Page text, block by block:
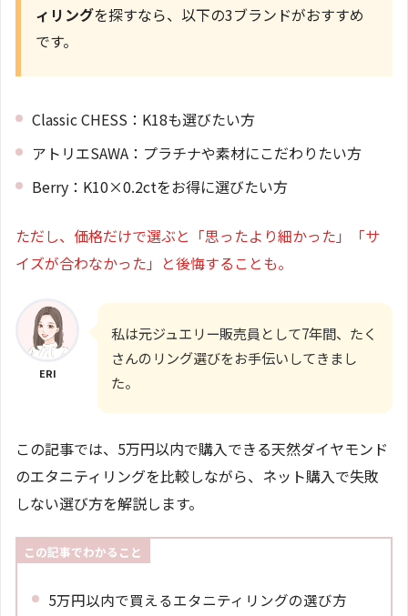
ィリングを探すなら、以下の3ブランドがおすすめ
です。
Classic CHESS：K18も選びたい方
アトリエSAWA：プラチナや素材にこだわりたい方
Berry：K10×0.2ctをお得に選びたい方
ただし、価格だけで選ぶと「思ったより細かった」「サ
イズが合わなかった」と後悔することも。
ERI
私は元ジュエリー販売員として7年間、たく
さんのリング選びをお手伝いしてきまし
た。
この記事では、5万円以内で購入できる天然ダイヤモンド
のエタニティリングを比較しながら、ネット購入で失敗
しない選び方を解説します。
この記事でわかること
5万円以内で買えるエタニティリングの選び方